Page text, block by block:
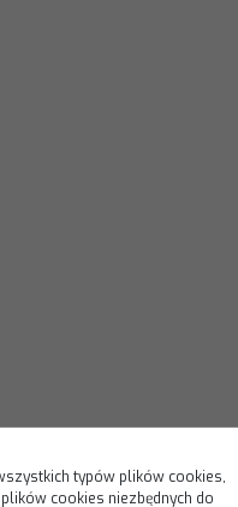
typów plików cookies,
cookies niezbędnych do